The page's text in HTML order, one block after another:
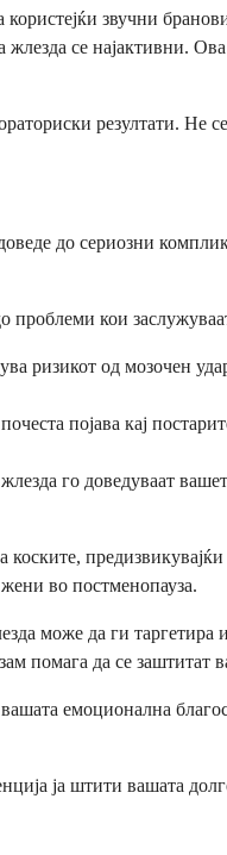
звучни
се најактивни. Ова
резултати. Не
до сериозни
проблеми кои
ризикот од мозочен
појава кај
го доведуваат
во постменопауза.
може да ги таргетира
помага да се заштитат
емоционална
ја штити вашата